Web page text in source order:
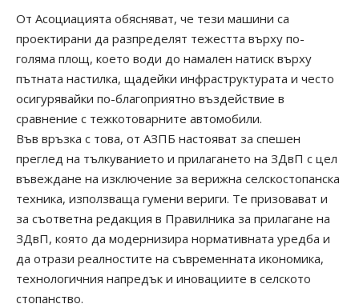
От Асоциацията обясняват, че тези машини са
проектирани да разпределят тежестта върху по-
голяма площ, което води до намален натиск върху
пътната настилка, щадейки инфраструктурата и често
осигурявайки по-благоприятно въздействие в
сравнение с тежкотоварните автомобили.
Във връзка с това, от АЗПБ настояват за спешен
преглед на тълкуванието и прилагането на ЗДвП с цел
въвеждане на изключение за верижна селскостопанска
техника, използваща гумени вериги. Те призовават и
за съответна редакция в Правилника за прилагане на
ЗДвП, която да модернизира нормативната уредба и
да отрази реалностите на съвременната икономика,
технологичния напредък и иновациите в селското
стопанство.